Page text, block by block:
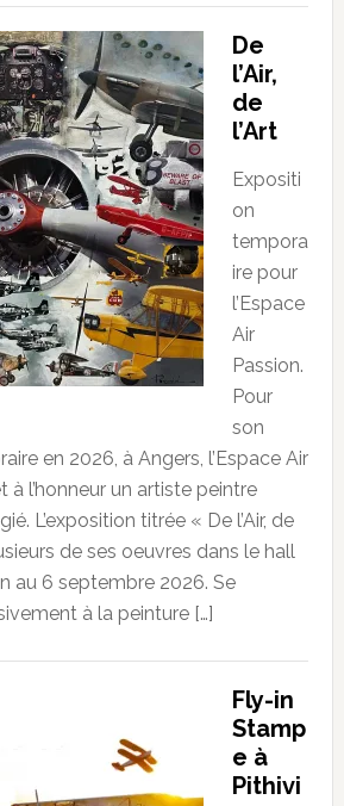
De
l’Air,
de
l’Art
Expositi
on
tempora
ire pour
l’Espace
Air
Passion.
Pour
son
en 2026, à Angers, l’Espace Air
à l’honneur un artiste peintre
L’exposition titrée « De l’Air, de
de ses oeuvres dans le hall
au 6 septembre 2026. Se
à la peinture […]
Fly-in
Stamp
e à
Pithivi